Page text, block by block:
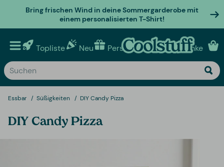
Bring frischen Wind in deine Sommergarderobe mit
einem personalisierten T-Shirt!
Topliste Neu Personalisierte geschenke
Essbar Süßigkeiten DIY Candy Pizza
DIY Candy Pizza